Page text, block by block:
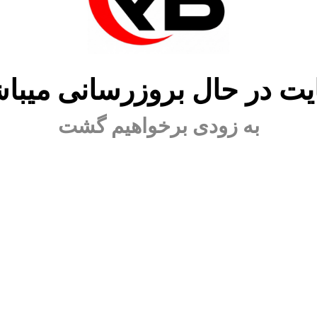
در حال بروزرسانی
به زودی برخواهیم گشت